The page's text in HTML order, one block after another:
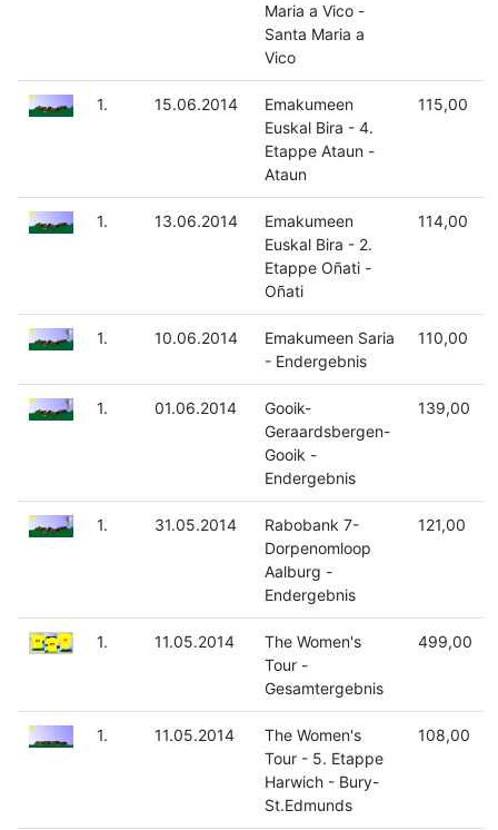
Maria a Vico -
Santa Maria a
Vico
1. 15.06.2014
Emakumeen
Euskal Bira - 4.
Etappe Ataun -
Ataun
115,00
1. 13.06.2014
Emakumeen
Euskal Bira - 2.
Etappe Oñati -
Oñati
114,00
1. 10.06.2014
Emakumeen Saria
- Endergebnis
110,00
1. 01.06.2014
Gooik-
Geraardsbergen-
Gooik -
Endergebnis
139,00
1. 31.05.2014
Rabobank 7-
Dorpenomloop
Aalburg -
Endergebnis
121,00
1. 11.05.2014
The Women's
Tour -
Gesamtergebnis
499,00
1. 11.05.2014
The Women's
Tour - 5. Etappe
Harwich - Bury-
St.Edmunds
108,00